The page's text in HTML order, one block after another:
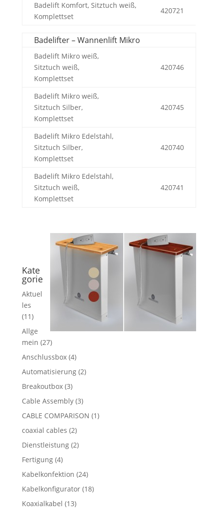
Badelift Komfort, Sitztuch weiß,
Komplettset
420721
Badelifter – Wannenlift Mikro
Badelift Mikro weiß,
Sitztuch weiß,
Komplettset
420746
Badelift Mikro weiß,
Sitztuch Silber,
Komplettset
420745
Badelift Mikro Edelstahl,
Sitztuch Silber,
Komplettset
420740
Badelift Mikro Edelstahl,
Sitztuch weiß,
Komplettset
420741
Kate
gorie
Aktuel
les
(11)
Allge
mein (27)
Anschlussbox(4)
Automatisierung(2)
Breakoutbox(3)
Cable Assembly(3)
CABLE COMPARISON (1)
coaxial cables (2)
Dienstleistung(2)
Fertigung(4)
Kabelkonfektion (24)
Kabelkonfigurator(18)
Koaxialkabel (13)